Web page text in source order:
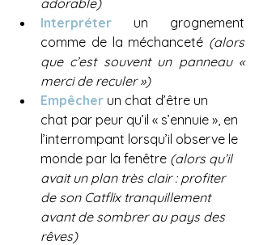
Interpréter un grognement
comme de la méchanceté (alors
que c’est souvent un panneau «
merci de reculer »)
Empêcher un chat d’être un
chat par peur qu’il « s’ennuie », en
l’interrompant lorsqu’il observe le
monde par la fenêtre (alors qu’il
avait un plan très clair : profiter
de son Catflix tranquillement
avant de sombrer au pays des
rêves)